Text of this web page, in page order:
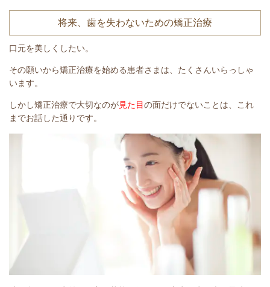
将来、歯を失わないための矯正治療
口元を美しくしたい。
その願いから矯正治療を始める患者さまは、たくさんいらっしゃ
います。
しかし矯正治療で大切なのが見た目の面だけでないことは、これ
までお話した通りです。